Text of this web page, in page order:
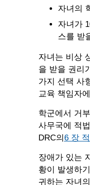
자녀의
자녀가
스를 받
자녀는 비상
을 받을 권리
가지 선택 사
교육 책임자
학군에서 거
사무국에 적
DRC의 6 장
장애가 있는
황이 발생하
귀하는 자녀